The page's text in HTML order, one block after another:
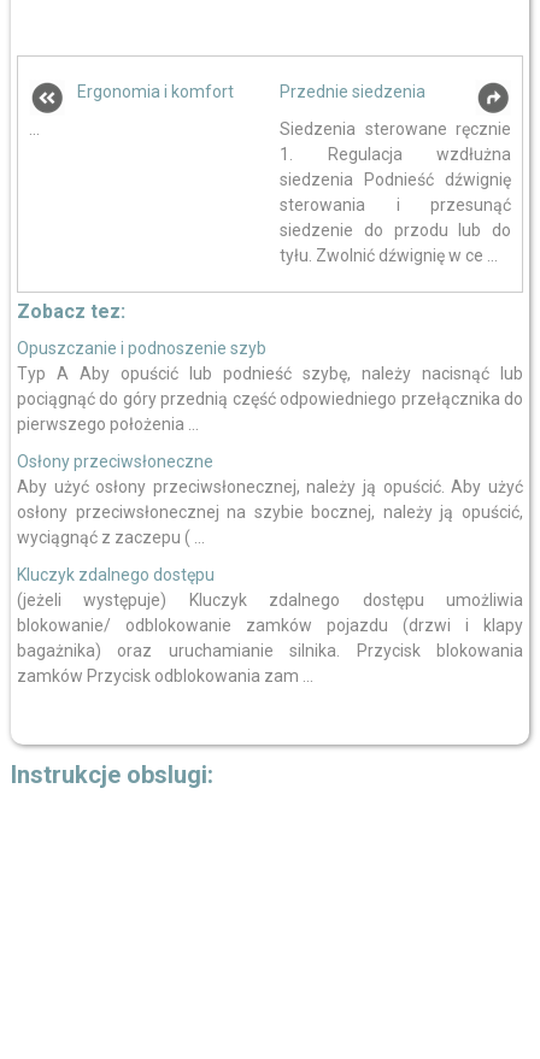
Ergonomia i komfort
Przednie siedzenia
Siedzenia sterowane ręcznie
1. Regulacja wzdłużna
siedzenia Podnieść dźwignię
sterowania i przesunąć
siedzenie do przodu lub do
tyłu. Zwolnić dźwignię w ce ...
Zobacz tez:
Opuszczanie i podnoszenie szyb
Typ A Aby opuścić lub podnieść szybę, należy nacisnąć lub
pociągnąć do góry przednią część odpowiedniego przełącznika do
pierwszego położenia ...
Osłony przeciwsłoneczne
Aby użyć osłony przeciwsłonecznej, należy ją opuścić. Aby użyć
osłony przeciwsłonecznej na szybie bocznej, należy ją opuścić,
wyciągnąć z zaczepu ( ...
Kluczyk zdalnego dostępu
(jeżeli występuje) Kluczyk zdalnego dostępu umożliwia
blokowanie/ odblokowanie zamków pojazdu (drzwi i klapy
bagażnika) oraz uruchamianie silnika. Przycisk blokowania
zamków Przycisk odblokowania zam ...
Instrukcje obslugi: